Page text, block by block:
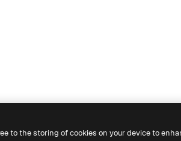
to the storing of cookies on your device to